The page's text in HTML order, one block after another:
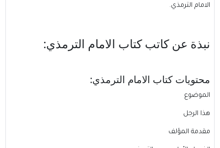
الامام الترمذي.
نبذة عن كاتب كتاب الامام الترمذي:
محتويات كتاب الامام الترمذي:
الموضوع
هذا الرجل
مقدمة المؤلف